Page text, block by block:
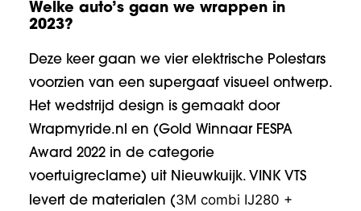
Welke auto’s gaan we wrappen in
2023?
Deze keer gaan we vier elektrische Polestars
voorzien van een supergaaf visueel ontwerp.
Het wedstrijd design is gemaakt door
Wrapmyride.nl en (Gold Winnaar FESPA
Award 2022 in de categorie
voertuigreclame) uit Nieuwkuijk. VINK VTS
levert de materialen (3M combi IJ280 +